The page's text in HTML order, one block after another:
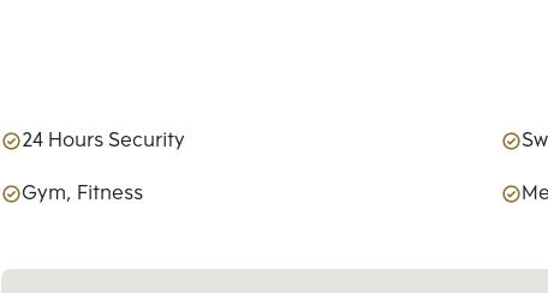
24 Hours Security
Gym, Fitness